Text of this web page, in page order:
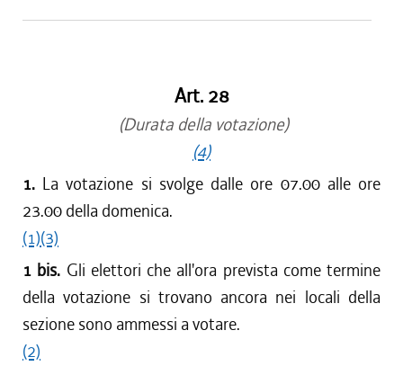
Art. 28
(Durata della votazione)
(4)
1. La votazione si svolge dalle ore 07.00 alle ore
23.00 della domenica.
(1)(3)
1 bis. Gli elettori che all'ora prevista come termine
della votazione si trovano ancora nei locali della
sezione sono ammessi a votare.
(2)